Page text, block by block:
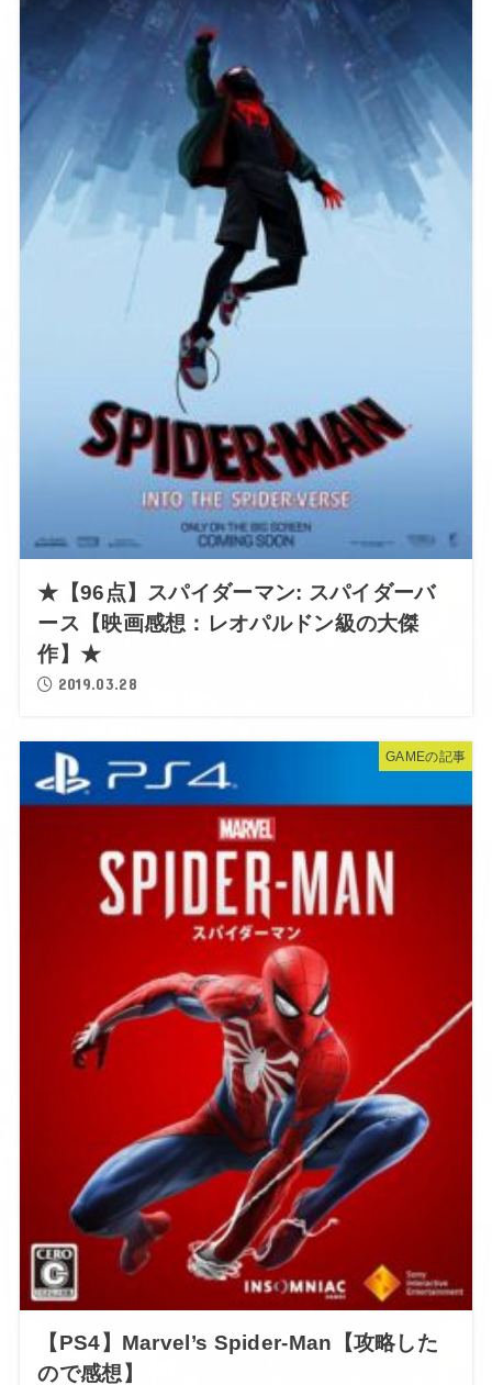
★【96点】スパイダーマン: スパイダーバ
ース【映画感想：レオパルドン級の大傑
作】★
2019.03.28
GAMEの記事
【PS4】Marvel’s Spider-Man【攻略した
ので感想】